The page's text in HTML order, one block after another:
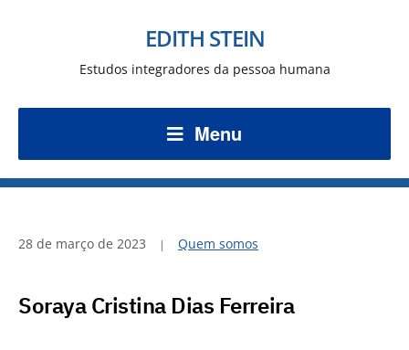
EDITH STEIN
Estudos integradores da pessoa humana
Menu
28 de março de 2023 Quem somos
Soraya Cristina Dias Ferreira